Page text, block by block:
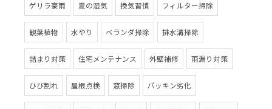
ゲリラ豪雨 夏の湿気 換気習慣 フィルター掃除
観葉植物 水やり ベランダ掃除 排水溝掃除
詰まり対策 住宅メンテナンス 外壁補修 雨漏り対策
ひび割れ 屋根点検 窓掃除 パッキン劣化